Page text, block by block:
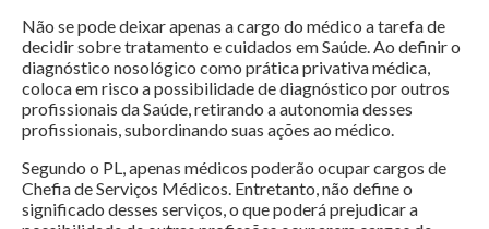
Não se pode deixar apenas a cargo do médico a tarefa de
decidir sobre tratamento e cuidados em Saúde. Ao definir o
diagnóstico nosológico como prática privativa médica,
coloca em risco a possibilidade de diagnóstico por outros
profissionais da Saúde, retirando a autonomia desses
profissionais, subordinando suas ações ao médico.
Segundo o PL, apenas médicos poderão ocupar cargos de
Chefia de Serviços Médicos. Entretanto, não define o
significado desses serviços, o que poderá prejudicar a